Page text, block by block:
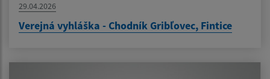
29.04.2026
Verejná vyhláška - Chodník Gribľovec, Fintice